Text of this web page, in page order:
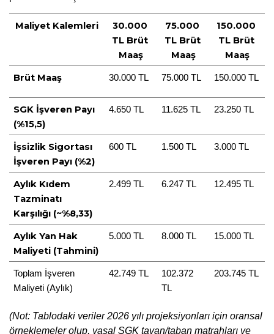
Maliyet Kalemleri
30.000
TL Brüt
Maaş
75.000
TL Brüt
Maaş
150.000
TL Brüt
Maaş
Brüt Maaş 30.000 TL 75.000 TL 150.000 TL
SGK İşveren Payı
(%15,5)
4.650 TL 11.625 TL 23.250 TL
İşsizlik Sigortası
İşveren Payı (%2)
600 TL 1.500 TL 3.000 TL
Aylık Kıdem
Tazminatı
Karşılığı (~%8,33)
2.499 TL 6.247 TL 12.495 TL
Aylık Yan Hak
Maliyeti (Tahmini)
5.000 TL 8.000 TL 15.000 TL
Toplam İşveren
Maliyeti (Aylık)
42.749 TL
102.372
TL
203.745 TL
(Not: Tablodaki veriler 2026 yılı projeksiyonları için oransal
örneklemeler olup, yasal SGK tavan/taban matrahları ve